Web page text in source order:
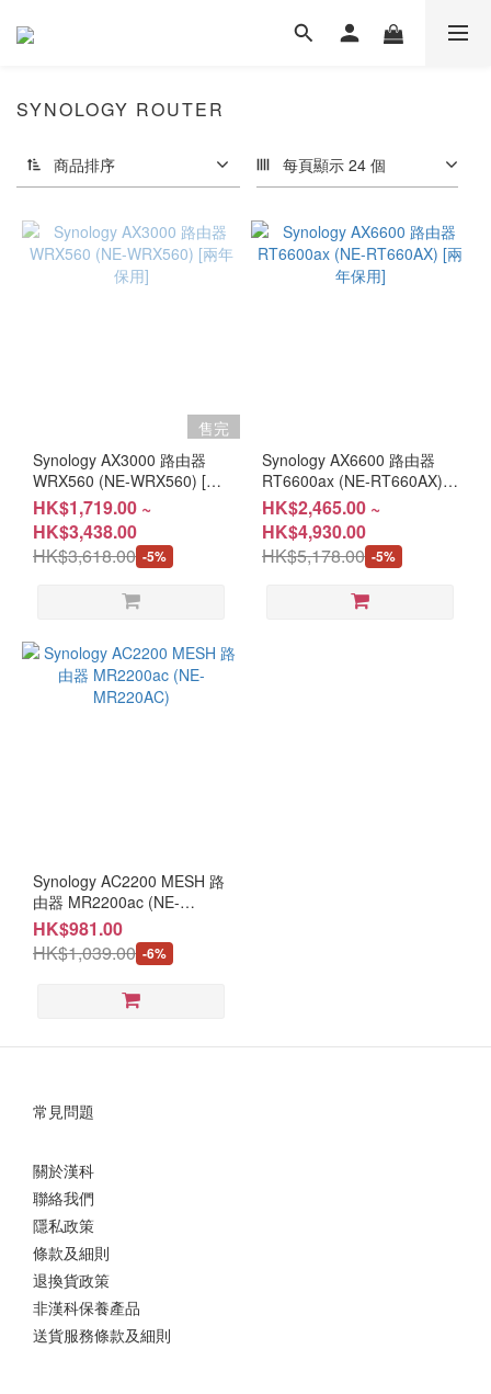
SYNOLOGY ROUTER
商品排序 每頁顯示 24 個
售完
Synology AX3000 路由器
WRX560 (NE-WRX560) [兩
年保用]
HK$1,719.00 ~
HK$3,438.00
HK$3,618.00 -5%
Synology AX6600 路由器
RT6600ax (NE-RT660AX)
[兩年保用]
HK$2,465.00 ~
HK$4,930.00
HK$5,178.00 -5%
Synology AC2200 MESH 路
由器 MR2200ac (NE-
MR220AC)
HK$981.00
HK$1,039.00 -6%
常見問題
關於漢科
聯絡我們
隱私政策
條款及細則
退換貨政策
非漢科保養產品
送貨服務條款及細則